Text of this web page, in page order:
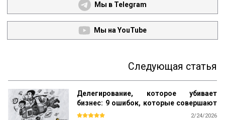
Мы в Telegram
Мы на YouTube
Следующая статья
Делегирование, которое убивает
бизнес: 9 ошибок, которые совершают
прямо сейчас
2/24/2026